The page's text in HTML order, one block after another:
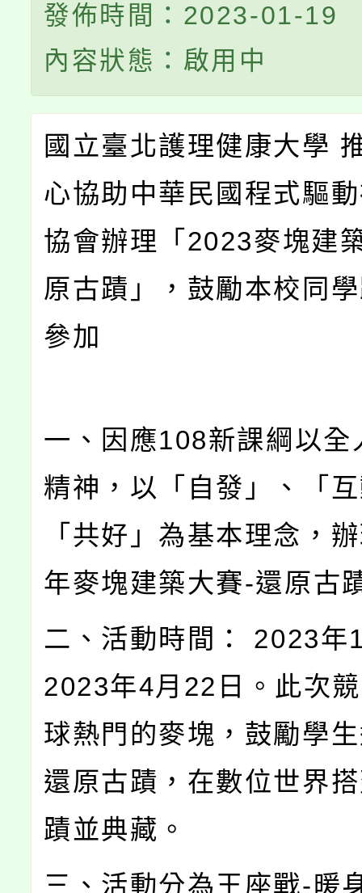
發佈時間：2023-01-19
內容狀態：啟用中
國立臺北護理健康大學
心協助中華民國程式驅
協會辦理「2023麥塊建
原古蹟」，鼓勵本校同
參加
一、因應108新課綱以全
精神，以「自發」、「
「共好」為基本理念，
年麥塊建築大賽-還原古
二、活動時間： 2023年
2023年4月22日。此次
球熱門的麥塊，鼓勵學
還原古蹟，在數位世界
蹟並典藏。
三、活動分為王座戰-暖